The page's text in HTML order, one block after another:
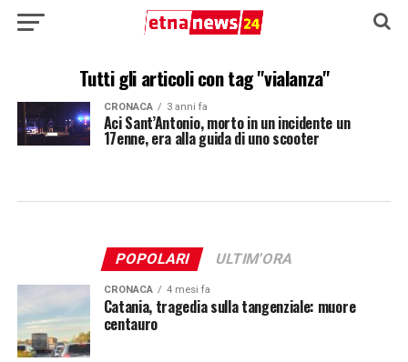
Tutti gli articoli con tag "vialanza"
CRONACA 3 anni fa
Aci Sant’Antonio, morto in un incidente un
17enne, era alla guida di uno scooter
POPOLARI ULTIM'ORA
CRONACA 4 mesi fa
Catania, tragedia sulla tangenziale: muore
centauro